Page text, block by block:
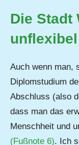
Die Stadt
unflexibel
Auch wenn man,
Diplomstudium
Abschluss (also
dass man das
Menschheit und
(Fußnote 6). Ich